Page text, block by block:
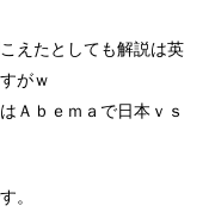
えたとしても解説は英
がｗ
Ａｂｅｍａで日本ｖｓ
。